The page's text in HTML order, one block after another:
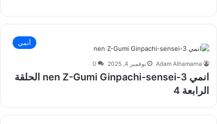
أنمي
Adam Alhamarna نوفمبر 4, 2025 0
انمي 3-nen Z-Gumi Ginpachi-sensei الحلقة
الرابعة 4